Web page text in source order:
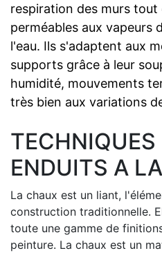
respiration des murs
perméables aux vapeurs
l'eau. Ils s'adaptent aux
supports grâce à leur
humidité, mouvements
très bien aux variations
ENDUITS A
La chaux est un liant,
construction traditionnelle.
toute une gamme de
peinture. La chaux est un